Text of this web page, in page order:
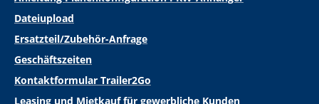
Dateiupload
Ersatzteil/Zubehör-Anfrage
Geschäftszeiten
Kontaktformular Trailer2Go
Leasing und Mietkauf für gewerbliche Kunden